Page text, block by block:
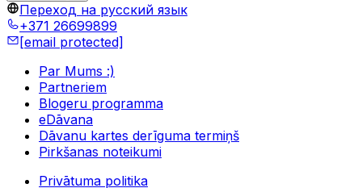
Переход на русский язык
+371 26699899
[email protected]
Par Mums :)
Partneriem
Blogeru programma
eDāvana
Dāvanu kartes derīguma termiņš
Pirkšanas noteikumi
Privātuma politika